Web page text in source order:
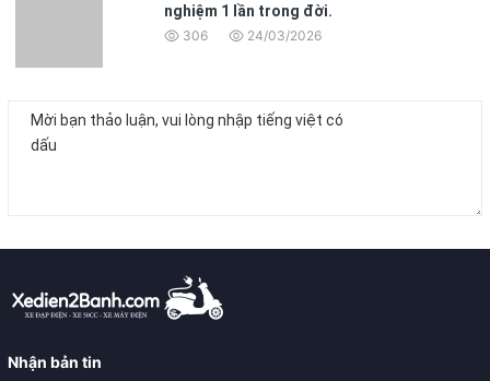
nghiệm 1 lần trong đời.
306 24/03/2026
Nhận bản tin